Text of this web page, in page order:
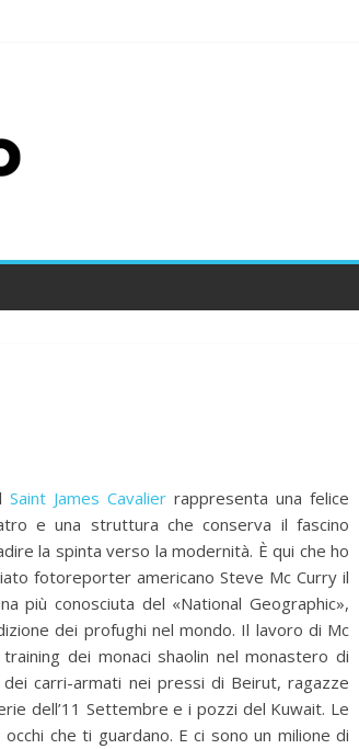
Saint James Cavalier rappresenta una felice
e una struttura che conserva il fascino
la spinta verso la modernità. È qui che ho
fotoreporter americano Steve Mc Curry il
più conosciuta del «National Geographic»,
dei profughi nel mondo. Il lavoro di Mc
dei monaci shaolin nel monastero di
carri-armati nei pressi di Beirut, ragazze
dell’11 Settembre e i pozzi del Kuwait. Le
che ti guardano. E ci sono un milione di